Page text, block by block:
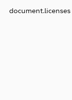
document.licenses